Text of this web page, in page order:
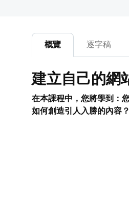
在我的建站神器+行
編輯區段或區段群組
第 9 課 (共 23 課)
編輯標頭中的視覺
概覽 逐字稿
建立自己的網
在本課程中，您將學到：
如何創造引人入勝的內容